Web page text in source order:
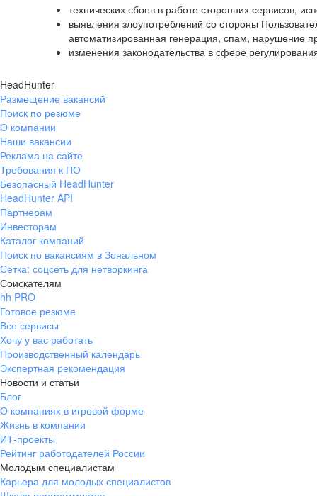
технических сбоев в работе сторонних сервисов,
выявления злоупотреблений со стороны
автоматизированная генерация, спам, нарушение
изменения законодательства в сфере
HeadHunter
Размещение вакансий
Поиск по резюме
О компании
Наши вакансии
Реклама на сайте
Требования к ПО
Безопасный HeadHunter
HeadHunter API
Партнерам
Инвесторам
Каталог компаний
Поиск по вакансиям в Зональном
Сетка: соцсеть для нетворкинга
Соискателям
hh PRO
Готовое резюме
Все сервисы
Хочу у вас работать
Производственный календарь
Экспертная рекомендация
Новости и статьи
Блог
О компаниях в игровой форме
Жизнь в компании
ИТ-проекты
Рейтинг работодателей России
Молодым специалистам
Карьера для молодых специалистов